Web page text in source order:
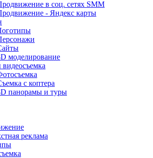
в соц. сетях SMM
- Яндекс карты
моделирование
с коптера
панорамы и туры
реклама